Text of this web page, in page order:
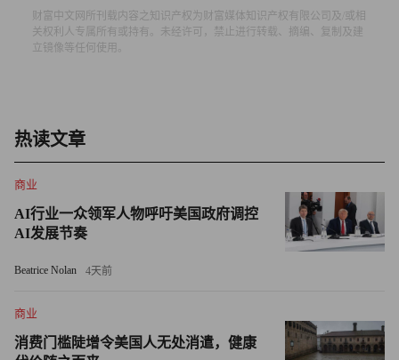
在疫苗接种进度方面落后的国家主要分布在非洲、中东和亚
澳大利亚在暂停向50岁以下人群接种（其主要使用并且可以
在当地生产的）阿斯利康疫苗后，该国的疫苗接种速度正在
明显变缓。而尽管印度在疫苗研发方面做得相对较好，但其
面临的疫苗接种难题，让该国的疫苗接种人口比例一直难以
提高。这个人口稠密的国家目前正在面临着一场大规模的新
冠疫情危机，仅4月23日当天即新增新冠肺炎确诊病例33万
全球使用量最大的新冠疫苗
财富中文网所刊载内容之知识产权为财富媒体知识产权有限公司及/或相
关权利人专属所有或持有。未经许可，禁止进行转载、摘编、复制及建
立镜像等任何使用。
热读文章
商业
AI行业一众领军人物呼吁美国政府调控
AI发展节奏
Beatrice Nolan 4天前
商业
消费门槛陡增令美国人无处消遣，健康